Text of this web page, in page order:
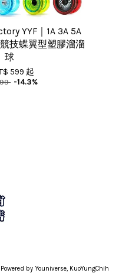
YYF｜1A 3A 5A
技蝶翼型塑膠溜溜
球
599 起
-14.3%
by Youniverse, KuoYungChih